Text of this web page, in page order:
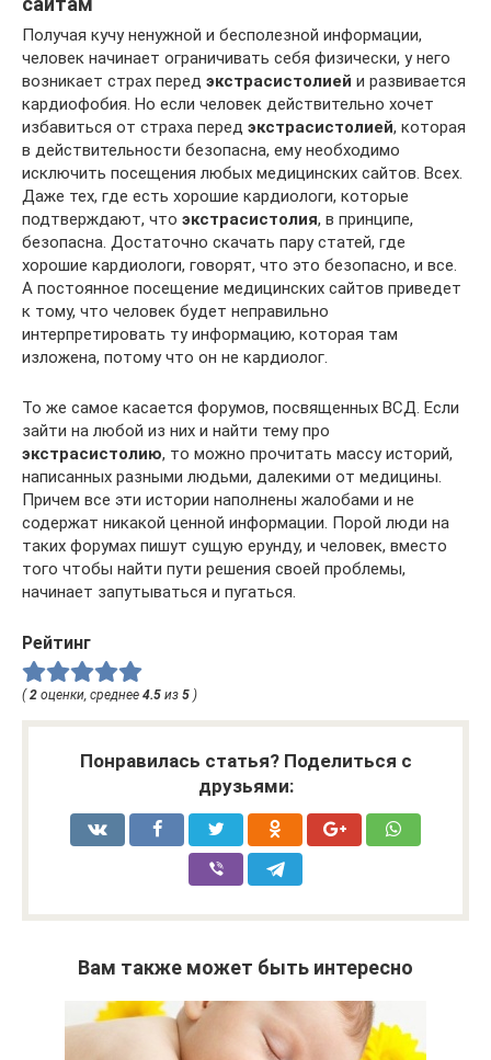
Получая кучу ненужной и бесполезной информации,
человек начинает ограничивать себя физически, у него
возникает страх перед экстрасистолией и развивается
кардиофобия. Но если человек действительно хочет
избавиться от страха перед экстрасистолией, которая
в действительности безопасна, ему необходимо
исключить посещения любых медицинских сайтов. Всех.
Даже тех, где есть хорошие кардиологи, которые
подтверждают, что экстрасистолия, в принципе,
безопасна. Достаточно скачать пару статей, где
хорошие кардиологи, говорят, что это безопасно, и все.
А постоянное посещение медицинских сайтов приведет
к тому, что человек будет неправильно
интерпретировать ту информацию, которая там
изложена, потому что он не кардиолог.
То же самое касается форумов, посвященных ВСД. Если
зайти на любой из них и найти тему про
экстрасистолию, то можно прочитать массу историй,
написанных разными людьми, далекими от медицины.
Причем все эти истории наполнены жалобами и не
содержат никакой ценной информации. Порой люди на
таких форумах пишут сущую ерунду, и человек, вместо
того чтобы найти пути решения своей проблемы,
начинает запутываться и пугаться.
Рейтинг
(2 оценки, среднее 4.5 из 5 )
Понравилась статья? Поделиться с
друзьями:
Вам также может быть интересно